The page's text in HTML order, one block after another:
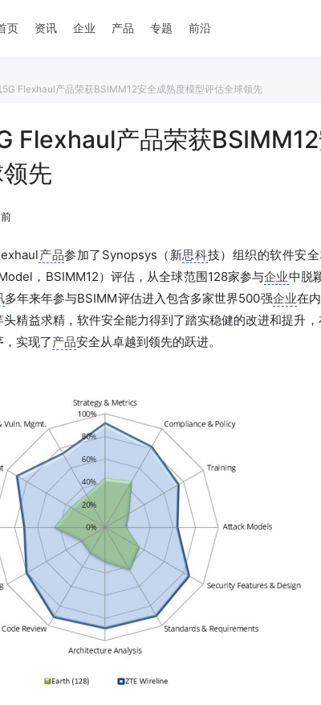
页 资讯 企业 产品 专题 前沿
5G Flexhaul产品荣获BSIMM12安全成熟度模型评估全球领先
Flexhaul产品荣获
先
产品参加了Synopsys（新思科技）组织的软件安
，BSIMM12）评估，从全球范围128家参与企业中脱
多年来年参与BSIMM评估进入包含多家世界500强企业在
精益求精，软件安全能力得到了踏实稳健的改进和提升
实现了产品安全从卓越到领先的跃进。